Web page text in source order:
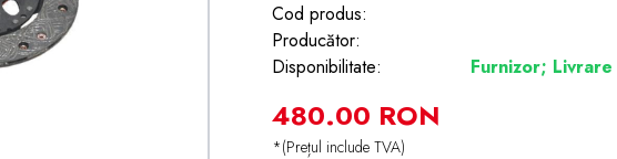
Cod produs:
Producător:
Disponibilitate:
Furnizor;
480.00 RON
*(Prețul include TVA)